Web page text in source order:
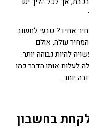
אחיד? טבעי לחשוב
עולה, אולם
להיות גבוהה יותר.
לעלות אותו הדבר כמו
יותר.
בחשבון